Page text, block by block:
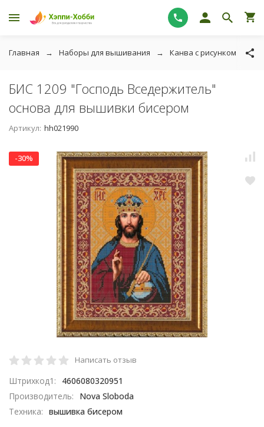
Главная Наборы для вышивания Канва с рисунком
БИС 1209 "Господь Вседержитель"
основа для вышивки бисером
Артикул: hh021990
-30%
Написать отзыв
Штрихкод1:
4606080320951
Производитель:
Nova Sloboda
Техника: вышивка бисером